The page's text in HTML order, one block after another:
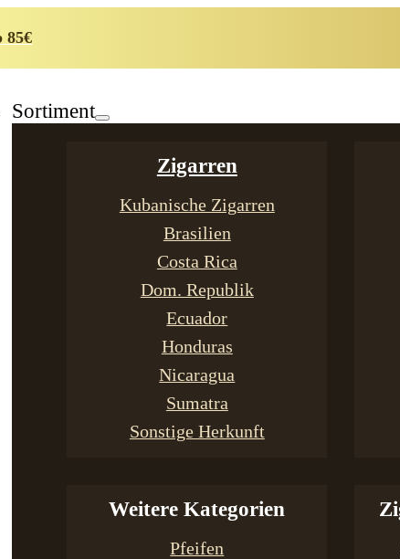
85€
Sortiment
Zigarren
Kubanische Zigarren
Brasilien
Costa Rica
Dom. Republik
Ecuador
Honduras
Nicaragua
Sumatra
Sonstige Herkunft
Weitere Kategorien
Pfeifen